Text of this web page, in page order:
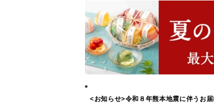
<お知らせ>令和８年熊本地震に伴うお